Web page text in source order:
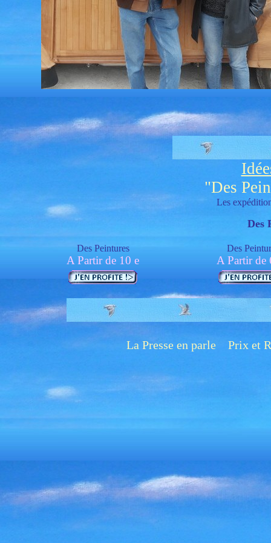
"Des
Les
Des
Des Peintures
A Partir de 10 e
Des
A Partir de
La Presse en parle Prix et